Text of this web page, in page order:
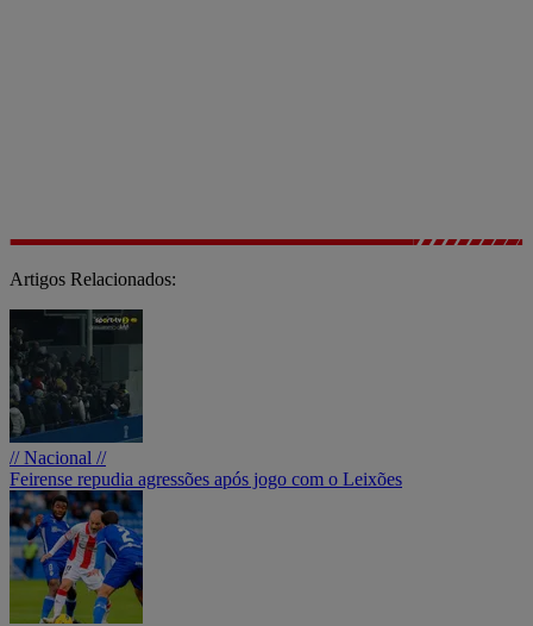
Artigos Relacionados:
// Nacional //
Feirense repudia agressões após jogo com o Leixões